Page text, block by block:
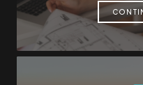
e
S